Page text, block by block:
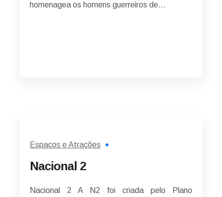
homenagea os homens guerreiros de…
Espaços e Atrações
Nacional 2
Nacional 2 A N2 foi criada pelo Plano